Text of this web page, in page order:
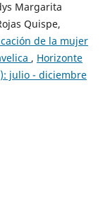
Margarita
Quispe,
de la mujer
, Horizonte
julio - diciembre